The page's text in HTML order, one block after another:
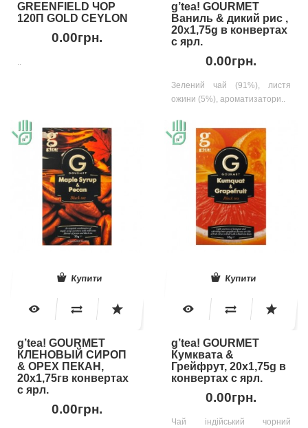
GREENFIELD ЧОР
120П GOLD CEYLON
0.00грн.
..
g’tea! GOURMET
Ваниль & дикий рис ,
20х1,75g в конвертах
с ярл.
0.00грн.
Зелений чай (91%), листя
ожини (5%), ароматизатори..
Купити
g’tea! GOURMET
КЛЕНОВЫЙ СИРОП
& ОРЕХ ПЕКАН,
20х1,75гв конвертах
с ярл.
0.00грн.
Купити
g’tea! GOURMET
Кумквата &
Грейфрут, 20х1,75g в
конвертах с ярл.
0.00грн.
Чай індійський чорний